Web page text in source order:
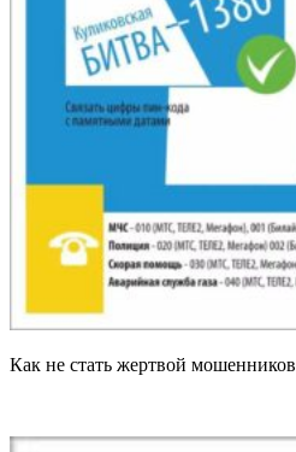
Как не стать жертвой мошенников